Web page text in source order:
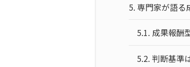
5. 専門家が語る
5.1. 成果報酬
5.2. 判断基準